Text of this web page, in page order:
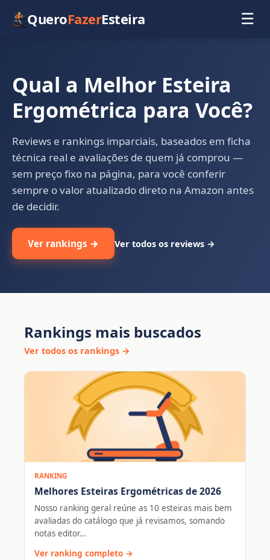
QueroFazerEsteira ☰
Qual a Melhor Esteira
Ergométrica para Você?
Reviews e rankings imparciais, baseados em ficha
técnica real e avaliações de quem já comprou —
sem preço fixo na página, para você conferir
sempre o valor atualizado direto na Amazon antes
de decidir.
Ver rankings → Ver todos os reviews →
Rankings mais buscados
Ver todos os rankings →
RANKING
Melhores Esteiras Ergométricas de 2026
Nosso ranking geral reúne as 10 esteiras mais bem
avaliadas do catálogo que já revisamos, somando
notas editor…
Ver ranking completo →